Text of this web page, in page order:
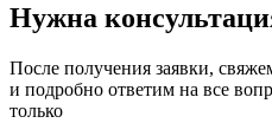
Нужна
После получения заявки,
и подробно ответим на все
только